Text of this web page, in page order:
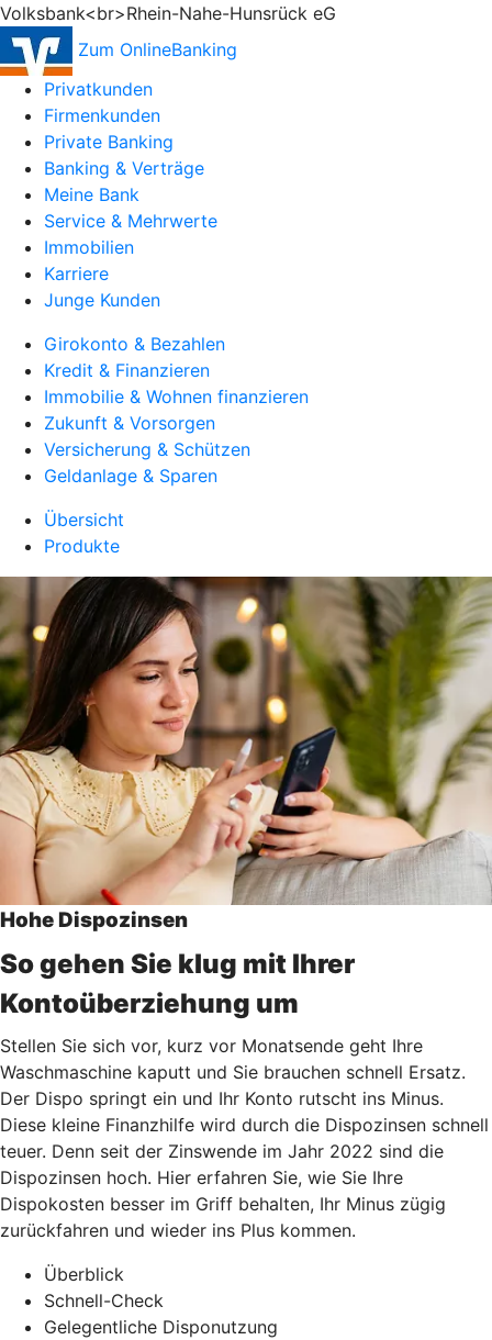
Volksbank<br>Rhein-Nahe-Hunsrück eG
Zum OnlineBanking
Privatkunden
Firmenkunden
Private Banking
Banking & Verträge
Meine Bank
Service & Mehrwerte
Immobilien
Karriere
Junge Kunden
Girokonto & Bezahlen
Kredit & Finanzieren
Immobilie & Wohnen finanzieren
Zukunft & Vorsorgen
Versicherung & Schützen
Geldanlage & Sparen
Übersicht
Produkte
Hohe Dispozinsen
So gehen Sie klug mit Ihrer
Kontoüberziehung um
Stellen Sie sich vor, kurz vor Monatsende geht Ihre
Waschmaschine kaputt und Sie brauchen schnell Ersatz.
Der Dispo springt ein und Ihr Konto rutscht ins Minus.
Diese kleine Finanzhilfe wird durch die Dispozinsen schnell
teuer. Denn seit der Zinswende im Jahr 2022 sind die
Dispozinsen hoch. Hier erfahren Sie, wie Sie Ihre
Dispokosten besser im Griff behalten, Ihr Minus zügig
zurückfahren und wieder ins Plus kommen.
Überblick
Schnell-Check
Gelegentliche Disponutzung